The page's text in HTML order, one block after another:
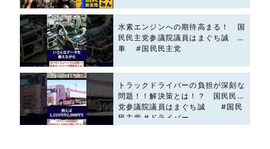
水素エンジンへの期待高まる！ 国
民民主党参議院議員はまぐち誠 #
車 #国民民主党
トラックドライバーの負担が深刻な
問題！！解決策とは！？ 国民民主
党参議院議員はまぐち誠 #国民
民主党 #ドライバー